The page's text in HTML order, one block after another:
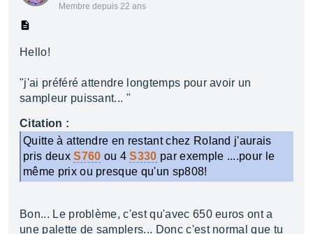
Membre depuis 22 ans
Hello!
"j'ai préféré attendre longtemps pour avoir un
sampleur puissant... "
Citation :
Quitte à attendre en restant chez Roland j'aurais
pris deuxS760 ou 4S330 par exemple ....pour le
même prix ou presque qu'un sp808!
Bon... Le problème, c'est qu'avec 650 euros ont a
une palette de samplers... Donc c'est normal que tu